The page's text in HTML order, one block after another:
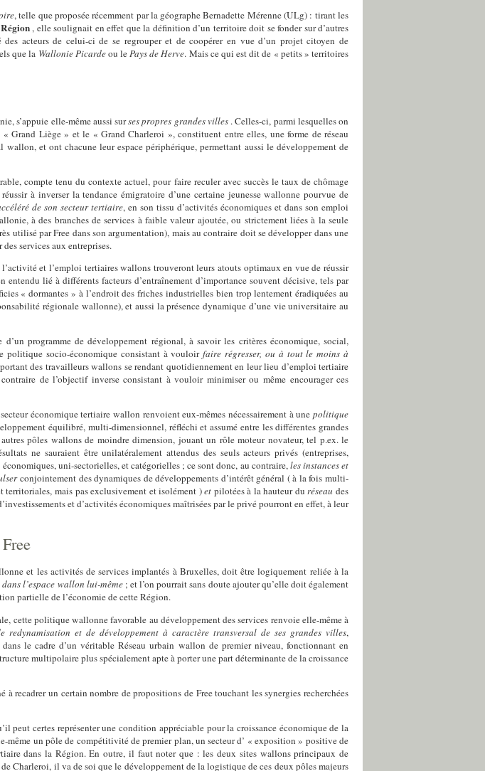
, telle que proposée récemment par la géographe Bernadette Mérenne (ULg) : tirant les
, elle soulignait en effet que la définition d’un territoire doit se fonder sur d’autres
acteurs de celui-ci de se regrouper et de coopérer en vue d’un projet citoyen de
que la Wallonie Picardeou le Pays de Herve. Mais ce qui est dit de « petits » territoires
s’appuie elle-même aussi surses propres grandes villes . Celles-ci, parmi lesquelles on
« Grand Liège » et le « Grand Charleroi »,constituent entre elles, une forme de réseau
wallon, et ont chacune leur espace périphérique, permettant aussi le développement de
compte tenu du contexte actuel, pour faire reculer avec succès le taux de chômage
à inverser la tendanceémigratoire d’une certaine jeunesse wallonne pourvue de
de son secteur tertiaire, en son tissu d’activités économiques et dans son emploi
à des branches de services à faible valeur ajoutée, ou strictement liées à la seule
utilisé par Free dans son argumentation), mais au contraire doit se développer dans une
services aux entreprises.
et l’emploi tertiaires wallons trouverontleurs atouts optimaux en vue de réussir
entendu lié à différents facteurs d’entraînement d’importance souvent décisive, tels par
« dormantes » à l’endroit des friches industrielles bien trop lentement éradiquées au
régionale wallonne), et aussi la présence dynamique d’une vie universitaire au
programme de développement régional, à savoir les critères économique, social,
politique socio-économique consistant à vouloirfaire régresser, ou à tout le moins à
des travailleurs wallons se rendant quotidiennement en leur lieu d’emploi tertiaire
de l’objectif inverse consistant à vouloir minimiser ou même encourager ces
économique tertiaire wallon renvoient eux-mêmes nécessairement à une politique
équilibré, multi-dimensionnel, réfléchi et assumé entre les différentes grandes
pôles wallons de moindre dimension, jouant un rôle moteur novateur, tel p.ex. le
ne sauraient être unilatéralement attendus des seuls acteurs privés (entreprises,
uni-sectorielles, et catégorielles ; ce sont donc, au contraire,les instances et
conjointement des dynamiques de développements d’intérêt général ( à la fois multi-
territoriales, mais pas exclusivement et isolément )et pilotées à la hauteur duréseau des
et d’activités économiques maîtrisées par le privé pourront en effet, à leur
Free
et les activités de services implantés à Bruxelles, doit être logiquement reliée à la
dans l’espace wallon lui-même ; et l’on pourrait sans doute ajouter qu’elle doit également
partielle de l’économie de cette Région.
cette politique wallonne favorable au développement des services renvoie elle-même à
redynamisation et de développement à caractère transversal de ses grandes villes,
le cadre d’un véritable Réseau urbain wallon de premier niveau, fonctionnant en
multipolaireplus spécialement apte à porter une part déterminante de la croissance
àrecadrer un certain nombre de propositions de Free touchant les synergies recherchées
peut certes représenter une condition appréciable pour la croissance économique de la
même un pôle de compétitivité de premier plan,un secteur d’ « exposition » positive de
dans la Région. En outre, il faut noter que : les deux sites wallons principaux de
Charleroi, il va de soi que le développement de la logistique de ces deux pôles majeurs